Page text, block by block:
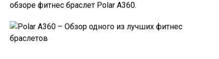
обзоре фитнес браслет Polar A360.